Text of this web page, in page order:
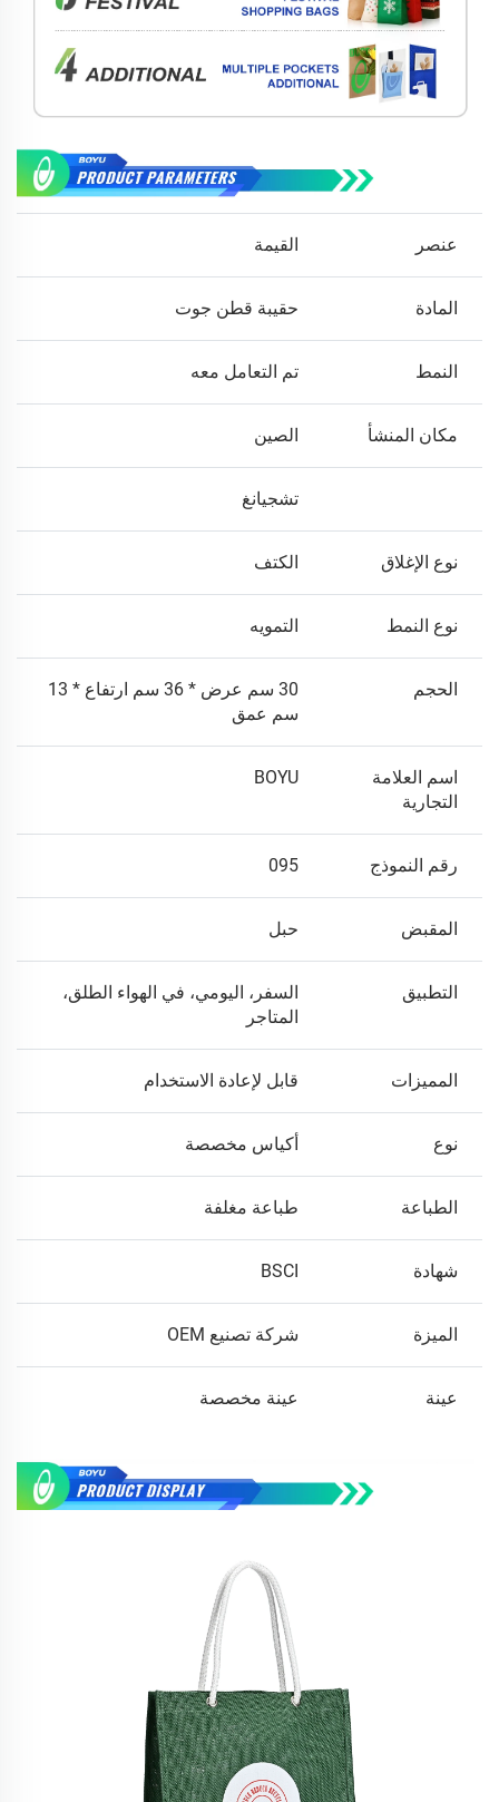
عنصر القيمة
المادة حقيبة قطن جوت
النمط تم التعامل معه
مكان المنشأ الصين
تشجيانغ
نوع الإغلاق الكتف
نوع النمط التمويه
الحجم
30 سم عرض * 36 سم ارتفاع * 13
سم عمق
اسم العلامة
التجارية
BOYU
رقم النموذج 095
المقبض حبل
التطبيق
السفر، اليومي، في الهواء الطلق،
المتاجر
المميزات قابل لإعادة الاستخدام
نوع أكياس مخصصة
الطباعة طباعة مغلفة
شهادة BSCI
الميزة شركة تصنيع OEM
عينة عينة مخصصة